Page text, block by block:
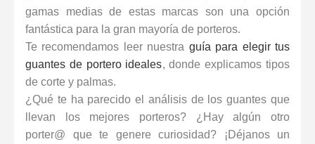
gamas medias de estas marcas son una opción
fantástica para la gran mayoría de porteros.
Te recomendamos leer nuestra guía para elegir tus
guantes de portero ideales, donde explicamos tipos
de corte y palmas.
¿Qué te ha parecido el análisis de los guantes que
llevan los mejores porteros? ¿Hay algún otro
porter@ que te genere curiosidad? ¡Déjanos un